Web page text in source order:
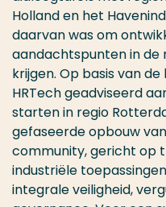
Holland en het
daarvan was om
aandachtspunten in de
krijgen. Op basis van
HRTech geadviseerd
starten in regio
gefaseerde opbouw
community, gericht op
industriële
integrale veiligheid,